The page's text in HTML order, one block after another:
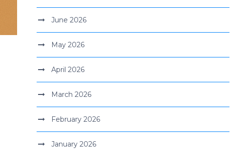
June 2026
May 2026
April 2026
March 2026
February 2026
January 2026